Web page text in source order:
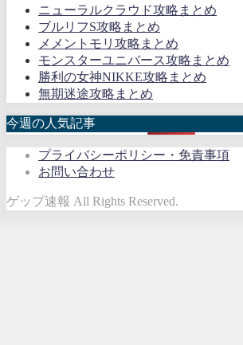
ニューラルクラウド攻略まとめ
ブルリフS攻略まとめ
メメントモリ攻略まとめ
モンスターユニバース攻略まとめ
勝利の女神NIKKE攻略まとめ
無期迷途攻略まとめ
今週の人気記事
プライバシーポリシー・免責事項
お問い合わせ
ゲップ速報 All Rights Reserved.